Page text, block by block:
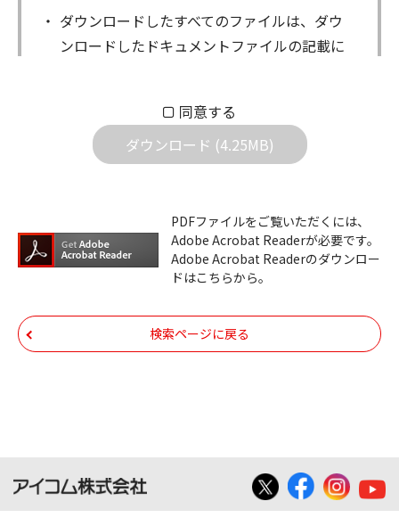
ダウンロードしたすべてのファイルは、ダウ
ンロードしたドキュメントファイルの記載に
社は一切の責任を負いません。また、ファイ
ルの内容などの変更は一切行わないでくださ
機器のコントロールコマンドの仕様書、およ
びその他すべてのダウンロードファイルにつ
いての著作権を含むすべての権利は、アイコ
帰属します。ダウンロードしたファイルは、
個人で使用される以外にはご使用できませ
せんのでご了承ください。
同意する
ダウンロード (4.25MB)
PDFファイルをご覧いただくには、
Adobe Acrobat Readerが必要です。
Adobe Acrobat Readerのダウンロー
ドはこちらから。
検索ページに戻る